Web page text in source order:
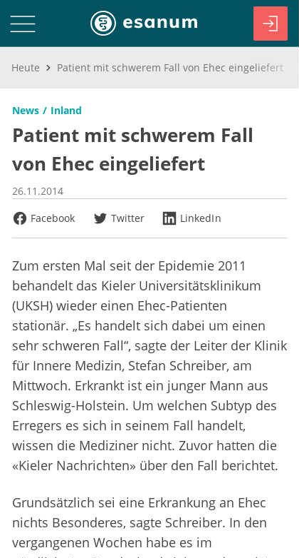
Heute Patient mit schwerem Fall von Ehec eingeliefert
News Inland
Patient mit schwerem Fall
von Ehec eingeliefert
26.11.2014
Facebook
Twitter LinkedIn
Zum ersten Mal seit der Epidemie 2011
behandelt das Kieler Universitätsklinikum
(UKSH) wieder einen Ehec-Patienten
stationär. „Es handelt sich dabei um einen
sehr schweren Fall“, sagte der Leiter der Klinik
für Innere Medizin, Stefan Schreiber, am
Mittwoch. Erkrankt ist ein junger Mann aus
Schleswig-Holstein. Um welchen Subtyp des
Erregers es sich in seinem Fall handelt,
wissen die Mediziner nicht. Zuvor hatten die
«Kieler Nachrichten» über den Fall berichtet.
Grundsätzlich sei eine Erkrankung an Ehec
nichts Besonderes, sagte Schreiber. In den
vergangenen Wochen habe es im